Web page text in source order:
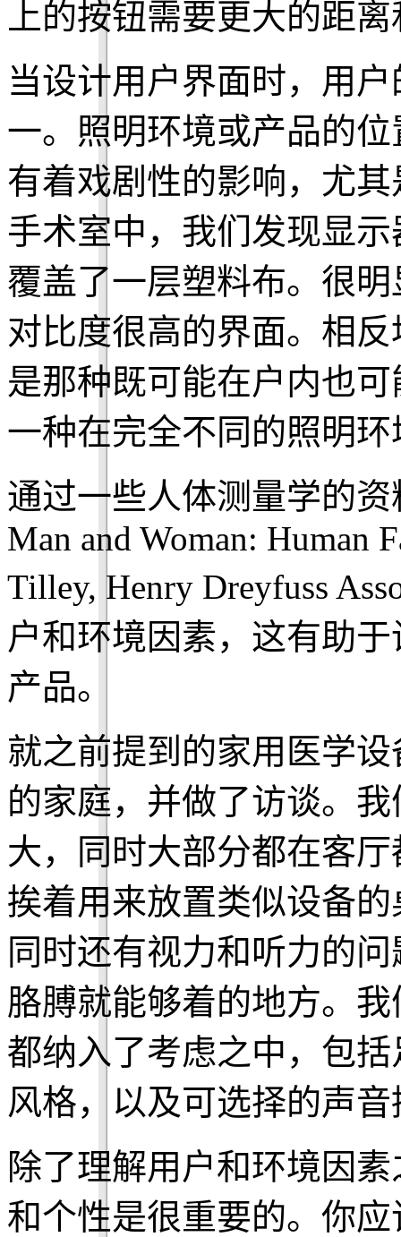
上的按钮需要更大的距
当设计用户界面时，用
一。照明环境或产品的
有着戏剧性的影响，尤
手术室中，我们发现显
覆盖了一层塑料布。很
对比度很高的界面。相
是那种既可能在户内也
一种在完全不同的照明
通过一些人体测量学的资
Man and Woman: Human
Tilley, Henry Dreyfuss
户和环境因素，这有助
产品。
就之前提到的家用医学
的家庭，并做了访谈。
大，同时大部分都在客
挨着用来放置类似设备
同时还有视力和听力的
胳膊就能够着的地方。
都纳入了考虑之中，包
风格，以及可选择的声
除了理解用户和环境因
和个性是很重要的。你